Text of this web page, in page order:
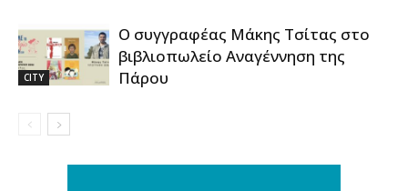
CITY
Ο συγγραφέας Μάκης Τσίτας στο
βιβλιοπωλείο Αναγέννηση της
Πάρου